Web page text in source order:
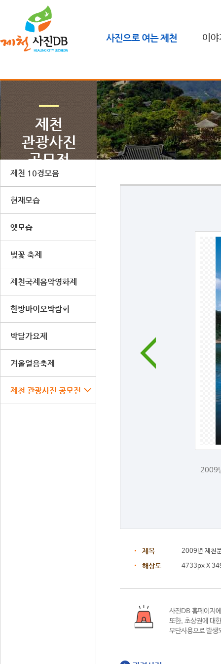
사진으로 여는 제천 이
제천
관광사진
공모전
제천 10경모음
현재모습
옛모습
벚꽃 축제
제천국제음악영화제
한방바이오박람회
박달가요제
겨울얼음축제
제천 관광사진 공모전
2009
제목 2009년 제천
해상도 4733px X
사진DB 홈페이지
또한, 초상권에 대
무단사용으로 발생